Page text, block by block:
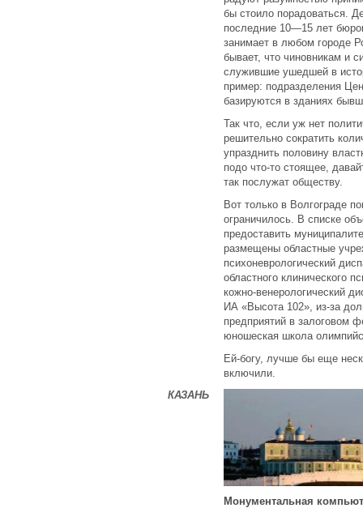
бы стоило порадоваться.
последние 10—15 лет
занимает в любом городе
бывает, что чиновникам и
служившие ушедшей в
пример: подразделения
базируются в зданиях
Так что, если уж нет
решительно сократить
упразднить половину
подо что-то стоящее,
так послужат обществу.
Вот только в Волгограде
ограничилось. В списке
предоставить
размещены областные
психоневрологический
областного клинического
кожно-венерологический
ИА «Высота 102», из-за
предприятий в залоговом
юношеская школа
Ей-богу, лучше бы еще
включили.
КАЗАНЬ
Монументальная